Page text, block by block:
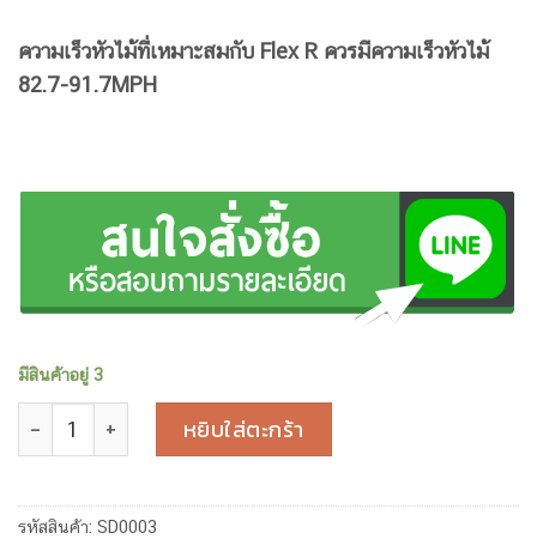
ความเร็วหัวไม้ที่เหมาะสมกับ Flex R ควรมีความเร็วหัวไม้
82.7-91.7MPH
มีสินค้าอยู่ 3
จำนวน Olympic DeraMax 020D Premium 5R Uncut ชิ้น
หยิบใส่ตะกร้า
รหัสสินค้า: SD0003